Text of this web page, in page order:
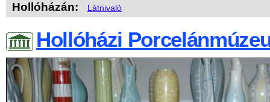
Hollóházán: Látnivaló
Hollóházi